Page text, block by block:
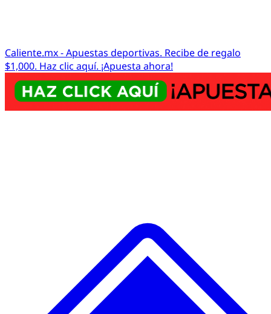
Caliente.mx - Apuestas deportivas. Recibe de regalo
$1,000. Haz clic aquí. ¡Apuesta ahora!